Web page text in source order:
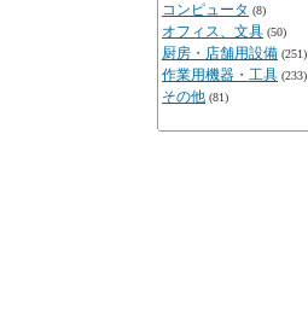
コンピュータ (8)
オフィス、文具 (50)
厨房・店舗用設備 (251)
作業用機器・工具 (233)
その他 (81)